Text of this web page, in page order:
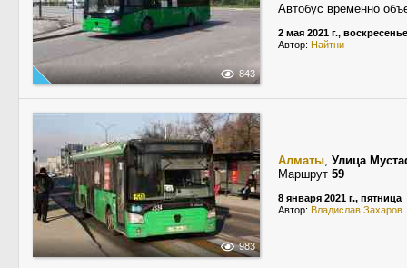
843
Автобус временно
2 мая 2021 г., воскресенье
Автор: Найтни
983
Алматы, Улица
Маршрут 59
8 января 2021 г., пятница
Автор: Владислав Захаров